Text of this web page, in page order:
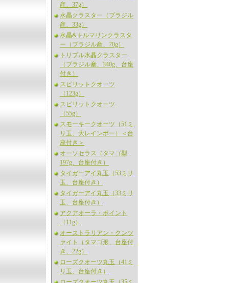
産、37g）
水晶クラスター（ブラジル
産、33g）
水晶&トルマリンクラスタ
ー（ブラジル産、70g）
トリプル水晶クラスター
（ブラジル産、340g、台座
付き）
スピリットクオーツ
（123g）
スピリットクオーツ
（55g）
スモーキークオーツ（51ミ
リ玉、大レインボー）＜台
座付き＞
オーソセラス（タマゴ型
197g、台座付き）
タイガーアイ丸玉（53ミリ
玉、台座付き）
タイガーアイ丸玉（33ミリ
玉、台座付き）
アクアオーラ・ポイント
（11g）
オーストラリアン・クンツ
ァイト（タマゴ形、台座付
き、22g）
ローズクオーツ丸玉（41ミ
リ玉、台座付き）